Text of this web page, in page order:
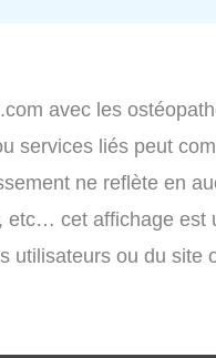
avec les
services liés peut
ne reflète en
etc… cet affichage est
utilisateurs ou du